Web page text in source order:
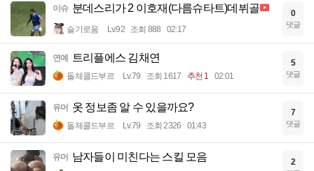
이슈 분데스리가 2 이호재(다름슈타트)데뷔골
슬기로움 Lv.92 조회 888 02:17
0
댓글
연예 트리플에스 김채연
돌체콜드부르 Lv.79 조회 1617 추천 1 02:01
5
댓글
유머 옷 정보좀 알 수 있을까요?
돌체콜드부르 Lv.79 조회 2326 01:43
7
댓글
유머 남자들이 미친다는 스킬 모음 2